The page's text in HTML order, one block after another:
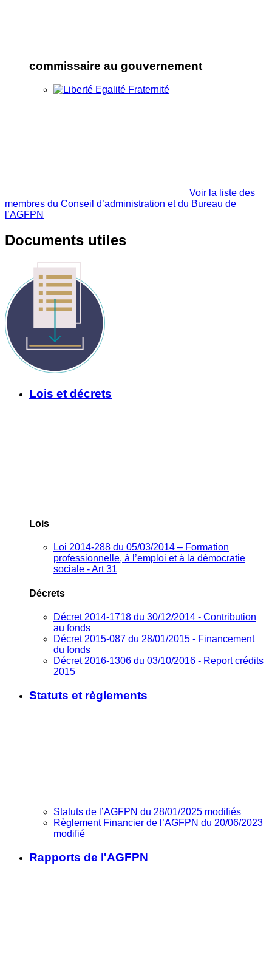
commissaire au gouvernement
Voir la liste des
membres du Conseil d’administration et du Bureau de
l’AGFPN
Documents utiles
Lois et décrets
Lois
Loi 2014-288 du 05/03/2014 – Formation
professionnelle, à l’emploi et à la démocratie
sociale - Art 31
Décrets
Décret 2014-1718 du 30/12/2014 - Contribution
au fonds
Décret 2015-087 du 28/01/2015 - Financement
du fonds
Décret 2016-1306 du 03/10/2016 - Report crédits
2015
Statuts et règlements
Statuts de l’AGFPN du 28/01/2025 modifiés
Règlement Financier de l’AGFPN du 20/06/2023
modifié
Rapports de l'AGFPN